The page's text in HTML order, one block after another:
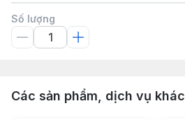
Số lượng
Các sản phẩm, dịch vụ khác